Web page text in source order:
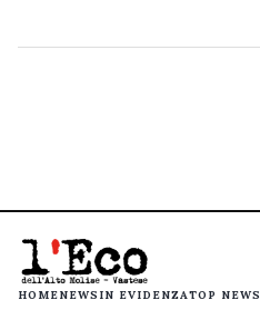
HOMENEWS IN EVIDENZATOP NEWS